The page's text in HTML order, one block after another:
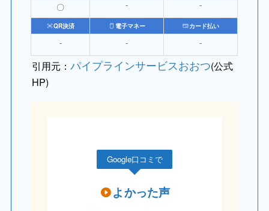
〇 ⁻ ⁻
QR決済 電子マネー カード払い
⁻ ⁻ ⁻
引用元：パイプラインサービスおおつ(公式
HP)
Google口コミで
よかった声